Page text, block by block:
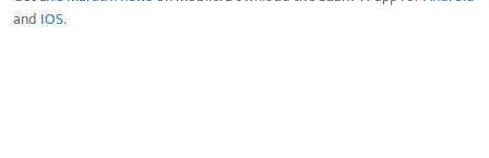
and IOS.